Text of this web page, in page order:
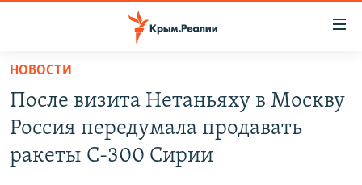
Вернуться
основному
содержанию
НОВОСТИ
После визита Нетаньяху в Москву
Россия передумала продавать
ракеты С-300 Сирии